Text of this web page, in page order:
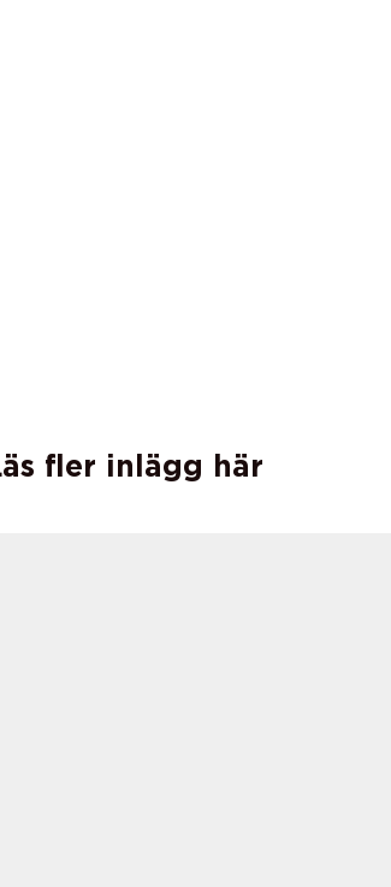
fler inlägg här